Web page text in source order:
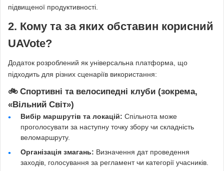
підвищеної продуктивності.
2. Кому та за яких обставин корисний
UAVote?
Додаток розроблений як універсальна платформа, що
підходить для різних сценаріїв використання:
🚲 Спортивні та велосипедні клуби (зокрема,
«Вільний Світ»)
Вибір маршрутів та локацій: Спільнота може
проголосувати за наступну точку збору чи складність
веломаршруту.
Організація змагань: Визначення дат проведення
заходів, голосування за регламент чи категорії учасників.